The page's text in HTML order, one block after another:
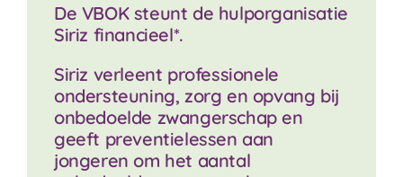
De VBOK steunt de hulporganisatie
Siriz financieel*.
Siriz verleent professionele
ondersteuning, zorg en opvang bij
onbedoelde zwangerschap en
geeft preventielessen aan
jongeren om het aantal